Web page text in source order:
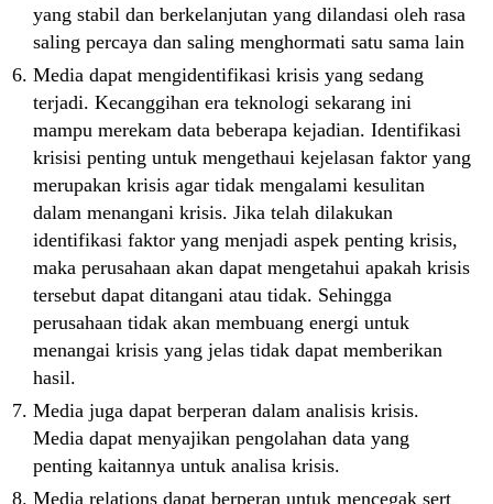
yang stabil dan berkelanjutan yang dilandasi oleh rasa
saling percaya dan saling menghormati satu sama lain
Media dapat mengidentifikasi krisis yang sedang
terjadi. Kecanggihan era teknologi sekarang ini
mampu merekam data beberapa kejadian. Identifikasi
krisisi penting untuk mengethaui kejelasan faktor yang
merupakan krisis agar tidak mengalami kesulitan
dalam menangani krisis. Jika telah dilakukan
identifikasi faktor yang menjadi aspek penting krisis,
maka perusahaan akan dapat mengetahui apakah krisis
tersebut dapat ditangani atau tidak. Sehingga
perusahaan tidak akan membuang energi untuk
menangai krisis yang jelas tidak dapat memberikan
hasil.
Media juga dapat berperan dalam analisis krisis.
Media dapat menyajikan pengolahan data yang
penting kaitannya untuk analisa krisis.
Media relations dapat berperan untuk mencegak sert